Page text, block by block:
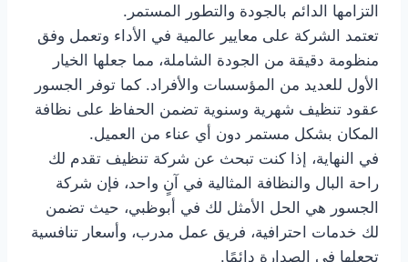
التزامها الدائم بالجودة والتطور المستمر.
تعتمد الشركة على معايير عالمية في الأداء وتعمل وفق
منظومة دقيقة من الجودة الشاملة، مما جعلها الخيار
الأول للعديد من المؤسسات والأفراد. كما توفر الجسور
عقود تنظيف شهرية وسنوية تضمن الحفاظ على نظافة
المكان بشكل مستمر دون أي عناء من العميل.
في النهاية، إذا كنت تبحث عن شركة تنظيف تقدم لك
راحة البال والنظافة المثالية في آنٍ واحد، فإن شركة
الجسور هي الحل الأمثل لك في أبوظبي، حيث تضمن
لك خدمات احترافية، فريق عمل مدرب، وأسعار تنافسية
تجعلها في الصدارة دائمًا.